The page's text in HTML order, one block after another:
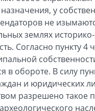
у
не
землях
Согласно пункту 4
обороте. В силу
и юридических
разрешено такое